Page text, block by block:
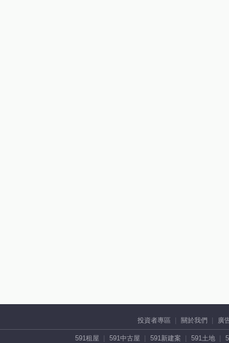
投資者專區 關於我們 廣
591租屋 591中古屋 591新建案 591土地